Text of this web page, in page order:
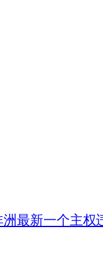
最新一个主权